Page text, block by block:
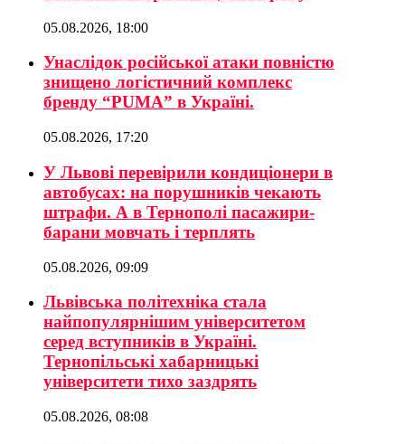
05.08.2026, 18:00
Унаслідок російської атаки повністю
знищено логістичний комплекс
бренду “PUMA” в Україні.
05.08.2026, 17:20
У Львові перевірили кондиціонери в
автобусах: на порушників чекають
штрафи. А в Тернополі пасажири-
барани мовчать і терплять
05.08.2026, 09:09
Львівська політехніка стала
найпопулярнішим університетом
серед вступників в Україні.
Тернопільські хабарницькі
університети тихо заздрять
05.08.2026, 08:08